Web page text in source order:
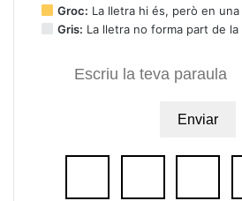
Groc: La lletra hi és, però en
Gris: La lletra no forma part de la
Enviar